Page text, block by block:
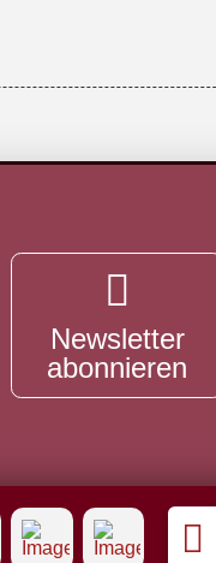
Newsletter
abonnieren